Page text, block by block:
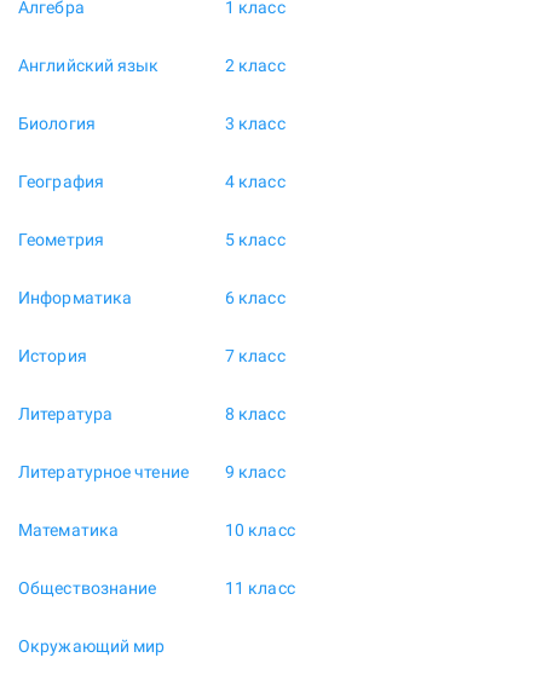
Алгебра
Английский язык
Биология
География
Геометрия
Информатика
История
Литература
Литературное чтение
Математика
Обществознание
Окружающий мир
1 класс
2 класс
3 класс
4 класс
5 класс
6 класс
7 класс
8 класс
9 класс
10 класс
11 класс